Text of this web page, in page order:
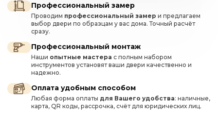
Профессиональный замер
Проводим профессиональный замер и предлагаем
выбор двери по образцам у вас дома. Точный расчёт
сразу.
Профессиональный монтаж
Наши опытные мастера с полным набором
инструментов установят ваши двери качественно и
надежно.
Оплата удобным способом
Любая форма оплаты для Вашего удобства: наличные,
карта, QR коды, рассрочка, счёт для юридических лиц.